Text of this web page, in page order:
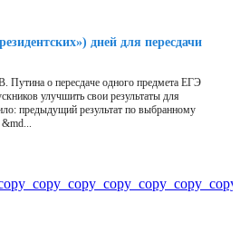
дней для пересдачи
Путина о пересдаче одного предмета ЕГЭ
улучшить свои результаты для
предыдущий результат по выбранному
&md...